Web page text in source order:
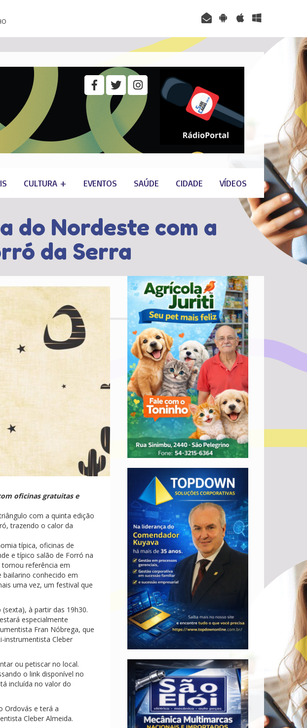
CULTURA + EVENTOS SAÚDE CIDADE VÍDEOS
do Nordeste com a
da Serra
oficinas gratuitas e
com a quinta edição
trazendo o calor da
típica, oficinas de
e típico salão de Forró na
tornou referência em
conhecido em
uma vez, um festival que
à partir das 19h30.
especialmente
Fran Nóbrega, que
instrumentista Cleber
ou petiscar no local.
o link disponível no
incluída no valor do
Ordovás e terá a
Cleber Almeida.